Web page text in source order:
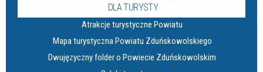
DLA TURYSTY
Atrakcje turystyczne Powiatu
Mapa turystyczna Powiatu Zduńskowolskiego
Dwujęzyczny folder o Powiecie Zduńskowolskim